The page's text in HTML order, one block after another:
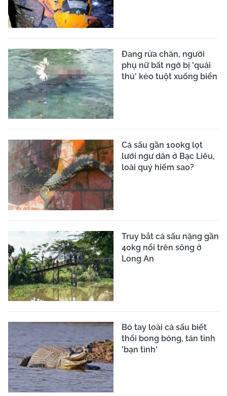
Đang rửa chân, người
phụ nữ bất ngờ bị 'quái
thú' kéo tuột xuống biển
Cá sấu gần 100kg lọt
lưới ngư dân ở Bạc Liêu,
loài quý hiếm sao?
Truy bắt cá sấu nặng gần
40kg nổi trên sông ở
Long An
Bó tay loài cá sấu biết
thổi bong bóng, tán tỉnh
'bạn tình'